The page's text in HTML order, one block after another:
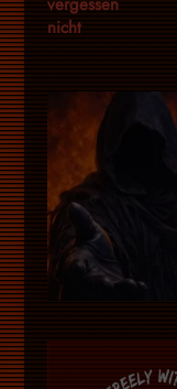
nicht